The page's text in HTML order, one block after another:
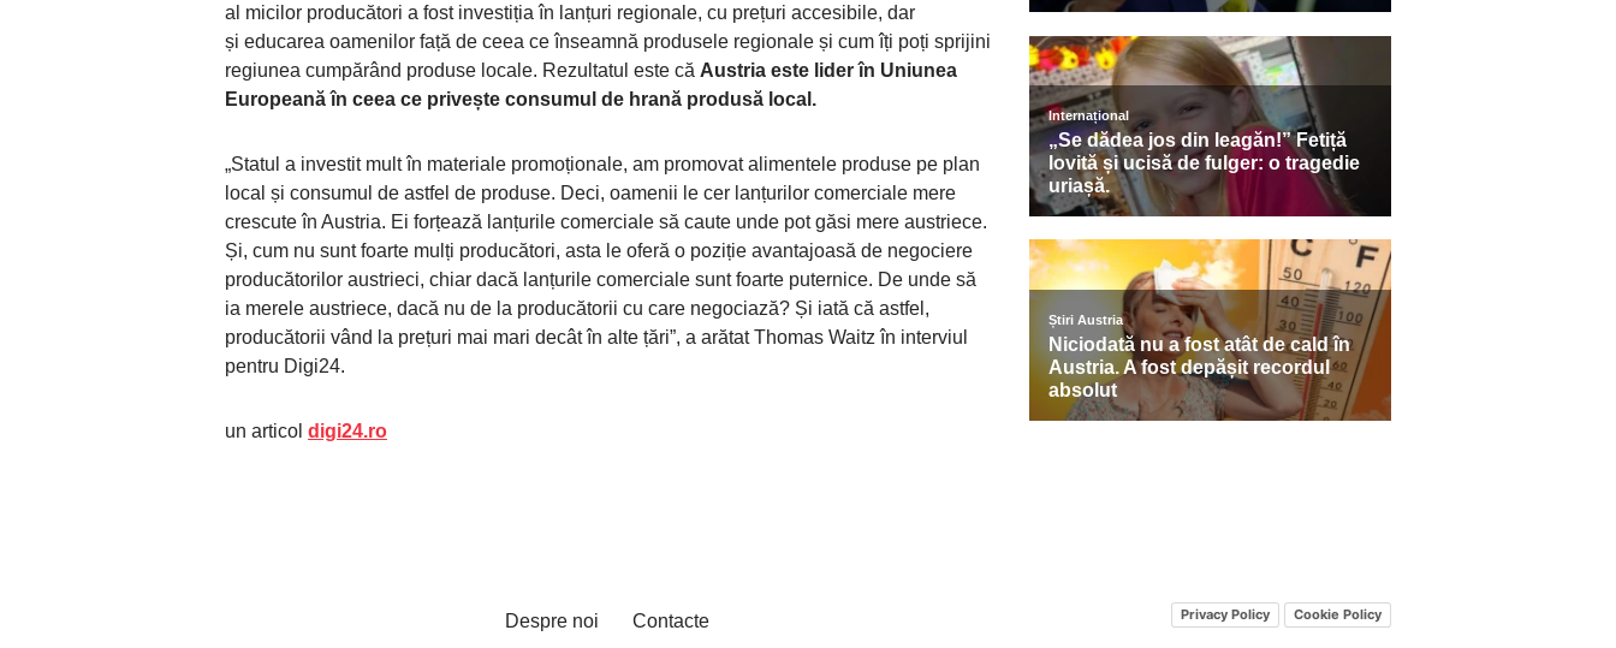
al micilor producători a fost investiția în lanțuri regionale, cu prețuri accesibile, dar
și educarea oamenilor față de ceea ce înseamnă produsele regionale și cum îți poți sprijini
regiunea cumpărând produse locale. Rezultatul este că Austria este lider în Uniunea
Europeană în ceea ce privește consumul de hrană produsă local.
„Statul a investit mult în materiale promoționale, am promovat alimentele produse pe plan
local și consumul de astfel de produse. Deci, oamenii le cer lanțurilor comerciale mere
crescute în Austria. Ei forțează lanțurile comerciale să caute unde pot găsi mere austriece.
Și, cum nu sunt foarte mulți producători, asta le oferă o poziție avantajoasă de negociere
producătorilor austrieci, chiar dacă lanțurile comerciale sunt foarte puternice. De unde să
ia merele austriece, dacă nu de la producătorii cu care negociază? Și iată că astfel,
producătorii vând la prețuri mai mari decât în alte țări”, a arătat Thomas Waitz în interviul
pentru Digi24.
un articol digi24.ro
Despre noi Contacte Privacy Policy Cookie Policy